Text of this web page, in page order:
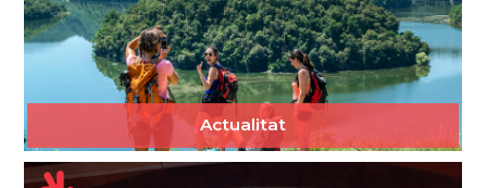
Actualitat